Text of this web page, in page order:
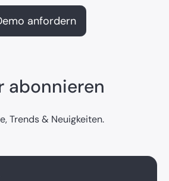
anfordern
abonnieren
Trends & Neuigkeiten.